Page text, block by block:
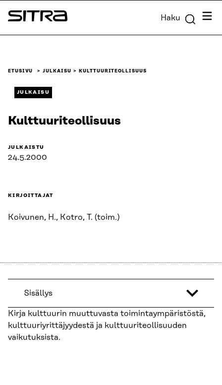
Siirry
suoraan
Sitra Haku
ETUSIVU JULKAISU KULTTUURITEOLLISUUS
JULKAISU
Kulttuuriteollisuus
JULKAISTU
24.5.2000
KIRJOITTAJAT
Koivunen, H., Kotro, T. (toim.)
Sisällys
Kirja kulttuurin muuttuvasta toimintaympäristöstä,
kulttuuriyrittäjyydestä ja kulttuuriteollisuuden
vaikutuksista.